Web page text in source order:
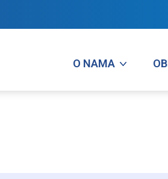
O NAMA